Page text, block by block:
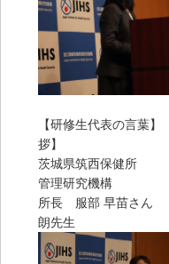
【研修生代
拶】
茨城県筑西
管理研究機構
所長 服部
朗先生